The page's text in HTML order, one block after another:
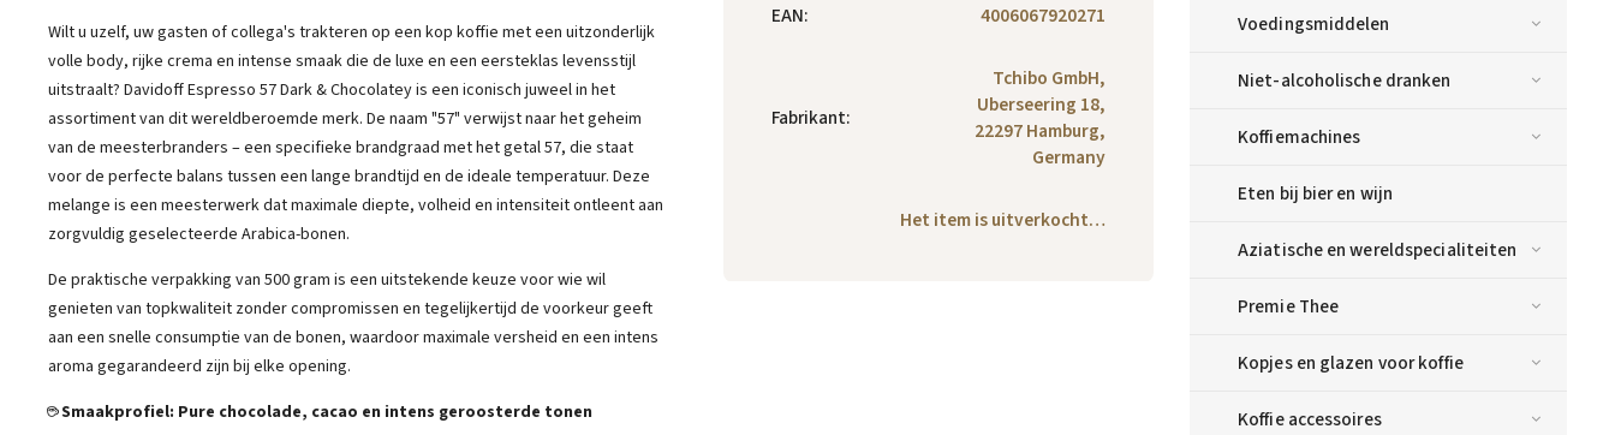
Voedingsmiddelen
Niet-alcoholische dranken
Koffiemachines
Eten bij bier en wijn
Aziatische en wereldspecialiteiten
Premie Thee
Kopjes en glazen voor koffie
Koffie accessoires
Wilt u uzelf, uw gasten of collega's trakteren op een kop koffie met een uitzonderlijk
volle body, rijke crema en intense smaak die de luxe en een eersteklas levensstijl
uitstraalt? Davidoff Espresso 57 Dark & ​​Chocolatey is een iconisch juweel in het
assortiment van dit wereldberoemde merk. De naam "57" verwijst naar het geheim
van de meesterbranders – een specifieke brandgraad met het getal 57, die staat
voor de perfecte balans tussen een lange brandtijd en de ideale temperatuur. Deze
melange is een meesterwerk dat maximale diepte, volheid en intensiteit ontleent aan
zorgvuldig geselecteerde Arabica-bonen.
De praktische verpakking van 500 gram is een uitstekende keuze voor wie wil
genieten van topkwaliteit zonder compromissen en tegelijkertijd de voorkeur geeft
aan een snelle consumptie van de bonen, waardoor maximale versheid en een intens
aroma gegarandeerd zijn bij elke opening.
☕ Smaakprofiel: Pure chocolade, cacao en intens geroosterde tonen
EAN: 4006067920271
Fabrikant:
Tchibo GmbH,
Uberseering 18,
22297 Hamburg,
Germany
Het item is uitverkocht…